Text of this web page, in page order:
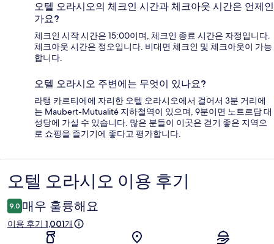
오텔 오라시오의 체크인 시간과 체크아웃 시간은 언제인
가요?
체크인 시작 시간은 15:00이며, 체크인 종료 시간은 자정입니다.
체크아웃 시간은 정오입니다. 비대면 체크인 및 체크아웃이 가능
합니다.
오텔 오라시오 주변에는 무엇이 있나요?
라탱 카르티에에 자리한 오텔 오라시오에서 걸어서 3분 거리에
는 Maubert-Mutualité 지하철역이 있으며, 9분이면 노트르담 대
성당에 가실 수 있습니다. 많은 분들이 이곳은 걷기 좋은 지역으
로 쇼핑을 즐기기에 좋다고 평가합니다.
이
용
후
오텔 오라시오 이용 후기
9.0 매우 훌륭해요
이용 후기 1,001개